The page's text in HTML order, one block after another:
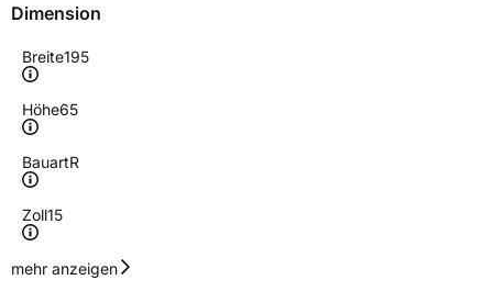
Dimension
Breite195
Höhe65
BauartR
Zoll15
Geschwindigkeitsindex
mehr anzeigen